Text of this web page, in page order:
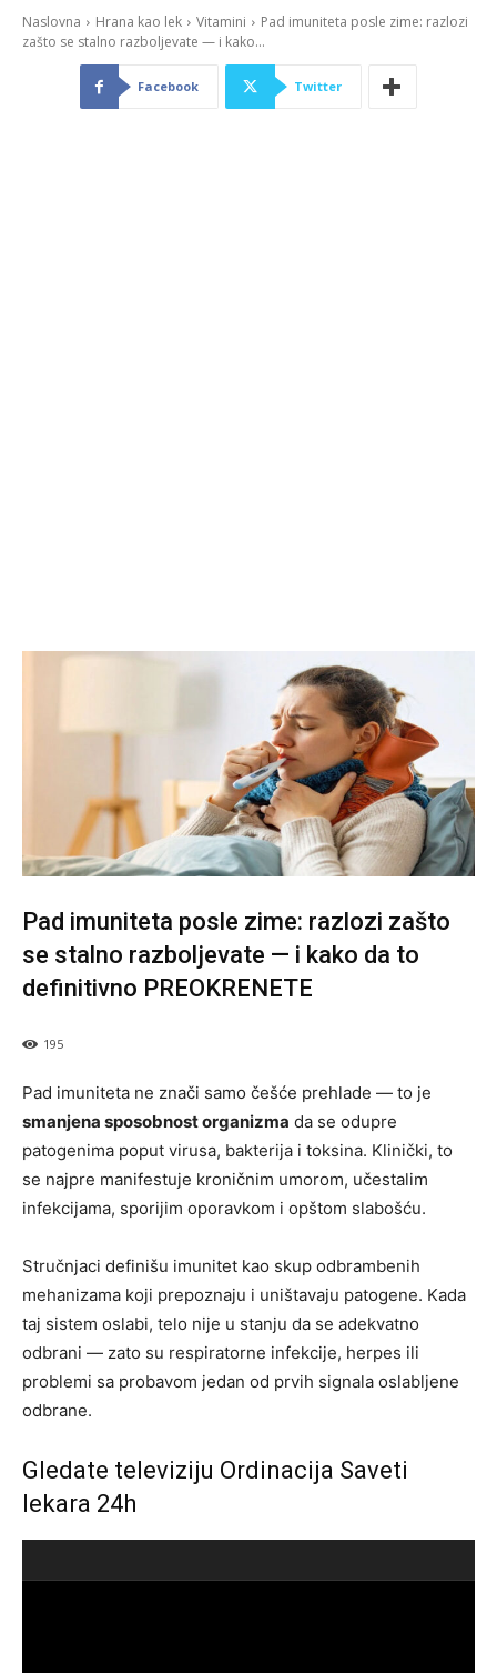
Naslovna Hrana kao lek Vitamini
Pad imuniteta posle zime: razlozi
zašto se stalno razboljevate — i kako...
Facebook Twitter
Pad imuniteta posle zime: razlozi zašto
se stalno razboljevate — i kako da to
definitivno PREOKRENETE
195
Pad imuniteta ne znači samo češće prehlade — to je
smanjena sposobnost organizma da se odupre
patogenima poput virusa, bakterija i toksina. Klinički, to
se najpre manifestuje kroničnim umorom, učestalim
infekcijama, sporijim oporavkom i opštom slabošću.
Stručnjaci definišu imunitet kao skup odbrambenih
mehanizama koji prepoznaju i uništavaju patogene. Kada
taj sistem oslabi, telo nije u stanju da se adekvatno
odbrani — zato su respiratorne infekcije, herpes ili
problemi sa probavom jedan od prvih signala oslabljene
odbrane.
Gledate televiziju Ordinacija Saveti
lekara 24h